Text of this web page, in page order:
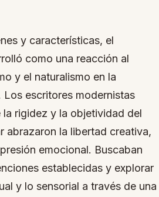
y características, el
como una reacción al
y el naturalismo en la
Los escritores modernistas
rigidez y la objetividad del
abrazaron la libertad creativa,
emocional. Buscaban
establecidas y explorar
y lo sensorial a través de una